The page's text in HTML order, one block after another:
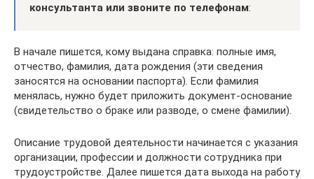
консультанта или звоните по телефонам:
В начале пишется, кому выдана справка: полные имя,
отчество, фамилия, дата рождения (эти сведения
заносятся на основании паспорта). Если фамилия
менялась, нужно будет приложить документ‑основание
(свидетельство о браке или разводе, о смене фамилии).
Описание трудовой деятельности начинается с указания
организации, профессии и должности сотрудника при
трудоустройстве. Далее пишется дата выхода на работу